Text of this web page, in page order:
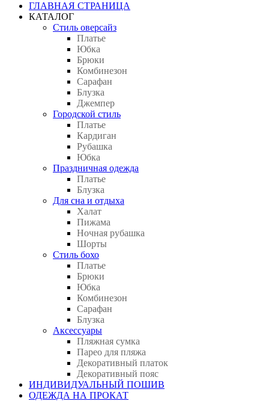
ГЛАВНАЯ СТРАНИЦА
КАТАЛОГ
Стиль оверсайз
Платье
Юбка
Брюки
Комбинезон
Сарафан
Блузка
Джемпер
Городской стиль
Платье
Кардиган
Рубашка
Юбка
Праздничная одежда
Платье
Блузка
Для сна и отдыха
Халат
Пижама
Ночная рубашка
Шорты
Стиль бохо
Платье
Брюки
Юбка
Комбинезон
Сарафан
Блузка
Аксессуары
Пляжная сумка
Парео для пляжа
Декоративный платок
Декоративный пояс
ИНДИВИДУАЛЬНЫЙ ПОШИВ
ОДЕЖДА НА ПРОКАТ